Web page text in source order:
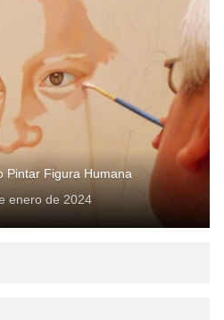
Pintar Figura Humana
enero de 2024